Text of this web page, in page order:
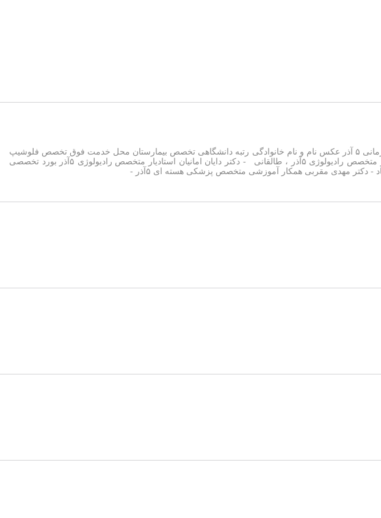
اسامی اساتید رادیولوژی کادر هیات علمی و غیر هیات علمی گروه آموزشی رادیولوژی مرکز آموزشی درمانی ۵ آذر عکس نام و نام خانوادگی رتبه دانشگاهی تخصص بیمارستان محل خدمت فوق تخصص فلوشیپ
و نوع آن دکتر نعمت الله نعمت اللهی استادیار متخصص رادیولوژی ۵آذر - دکتر محمد هادی قریب استادیار متخصص رادیولوژی ۵آذر ، طالقانی - دکتر دایان امانیان استادیار متخصص رادیولوژی ۵آذر بورد تخصصی
- دکتر مهدی مقربی همکار آموزشی متخصص پزشکی هسته ای ۵آذر -